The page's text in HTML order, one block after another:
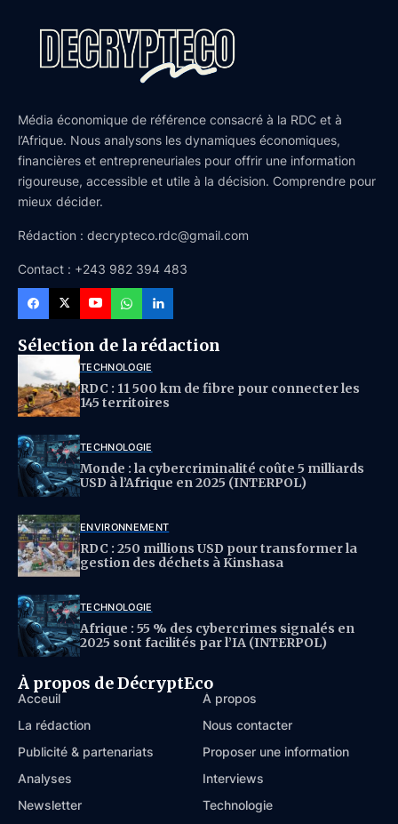
Média économique de référence consacré à la RDC et à
l’Afrique. Nous analysons les dynamiques économiques,
financières et entrepreneuriales pour offrir une information
rigoureuse, accessible et utile à la décision. Comprendre pour
mieux décider.
Rédaction : decrypteco.rdc@gmail.com
Contact : +243 982 394 483
Sélection de la rédaction
TECHNOLOGIE
RDC : 11 500 km de fibre pour connecter les
145 territoires
TECHNOLOGIE
Monde : la cybercriminalité coûte 5 milliards
USD à l’Afrique en 2025 (INTERPOL)
ENVIRONNEMENT
RDC : 250 millions USD pour transformer la
gestion des déchets à Kinshasa
TECHNOLOGIE
Afrique : 55 % des cybercrimes signalés en
2025 sont facilités par l’IA (INTERPOL)
À propos de DécryptEco
Acceuil
À propos
La rédaction
Nous contacter
Publicité & partenariats
Proposer une information
Analyses
Interviews
Newsletter
Technologie